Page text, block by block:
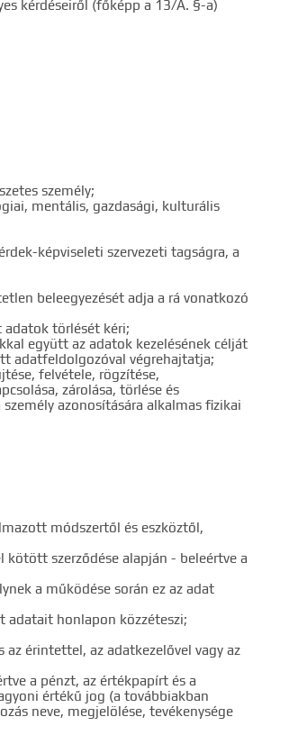
kérdéseiről (főképp a 13/A. §-a)
személy;
mentális, gazdasági, kulturális
képviseleti szervezeti tagságra, a
beleegyezését adja a rá vonatkozó
adatok törlését kéri;
együtt az adatok kezelésének célját
adatfeldolgozóval végrehajtatja;
felvétele, rögzítése,
zárolása, törlése és
azonosítására alkalmas fizikai
módszertől és eszköztől,
kötött szerződése alapján - beleértve a
a működése során ez az adat
adatait honlapon közzéteszi;
az érintettel, az adatkezelővel vagy az
a pénzt, az értékpapírt és a
értékű jog (a továbbiakban
neve, megjelölése, tevékenysége